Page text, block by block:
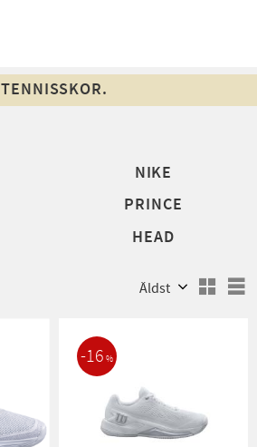
TENNISSKOR.
NIKE
PRINCE
HEAD
16 %